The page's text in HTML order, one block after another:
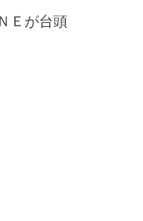
Ｅが台頭